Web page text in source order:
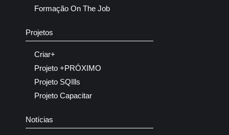
Formação On The Job
Projetos
Criar+
Projeto +PRÓXIMO
Projeto SQIlls
Projeto Capacitar
Notícias